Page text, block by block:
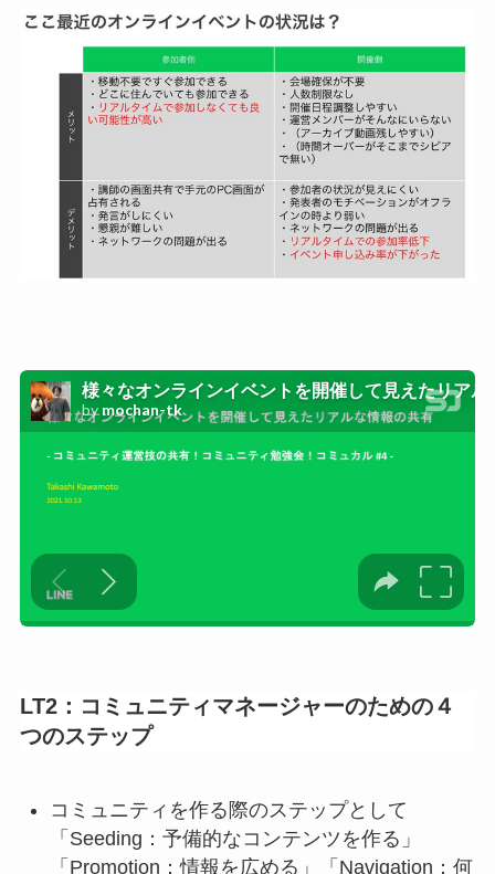
LT2： コミュニティマネージャーのための４
つのステップ
コミュニティを作る際のステップとして
「Seeding：予備的なコンテンツを作る」
「Promotion：情報を広める」「Navigation：何